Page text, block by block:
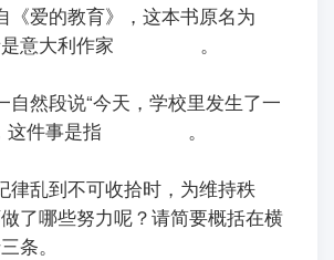
《爱的教育》，这本书原名为
是意大利作家
。
自然段说“今天，学校里发生了一
这件事是指
。
律乱到不可收拾时，为维持秩
了哪些努力呢？请简要概括在横
条。